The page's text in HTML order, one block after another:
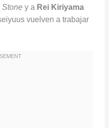
Stoney a Rei Kiriyama
vuelven a trabajar